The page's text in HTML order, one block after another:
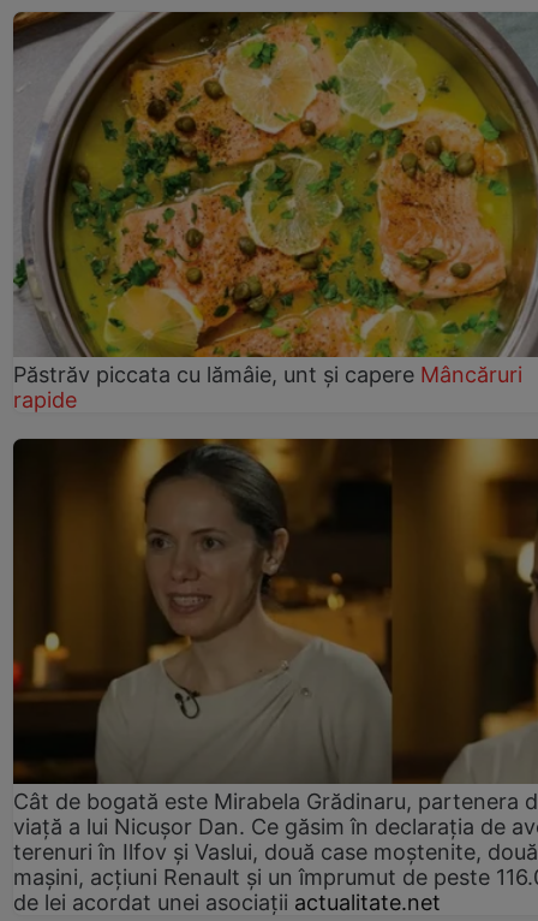
Păstrăv piccata cu lămâie, unt și capere Mâncăruri
rapide
Cât de bogată este Mirabela Grădinaru, partenera
viață a lui Nicușor Dan. Ce găsim în declarația de
terenuri în Ilfov și Vaslui, două case moștenite, două
mașini, acțiuni Renault și un împrumut de peste
de lei acordat unei asociații actualitate.net